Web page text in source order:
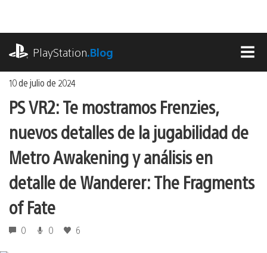
contenido
PlayStation.Blog
10 de julio de 2024
PS VR2: Te mostramos Frenzies,
nuevos detalles de la jugabilidad de
Metro Awakening y análisis en
detalle de Wanderer: The Fragments
of Fate
0 0 6